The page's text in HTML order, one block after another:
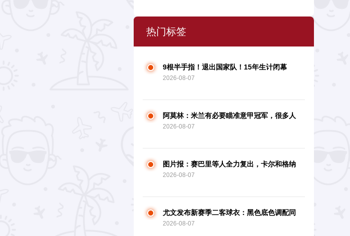
热门标签
9根半手指！退出国家队！15年生计闭幕
2026-08-07
阿莫林：米兰有必要瞄准意甲冠军，很多人
想坐我方位
2026-08-07
图片报：赛巴里等人全力复出，卡尔和格纳
布里参与德超杯存疑
2026-08-07
尤文发布新赛季二客球衣：黑色底色调配同
色系火焰图画
2026-08-07